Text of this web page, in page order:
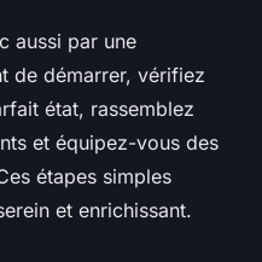
aussi par une
de démarrer, vérifiez
état, rassemblez
et équipez-vous des
étapes simples
et enrichissant.